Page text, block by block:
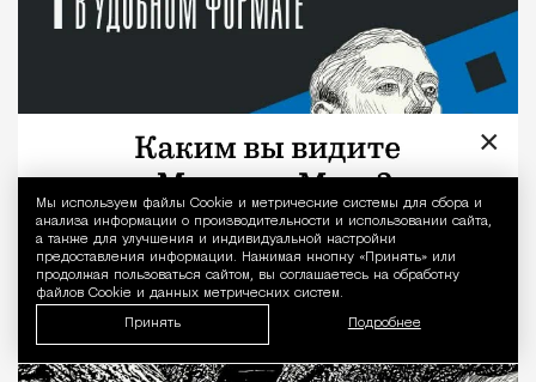
Уведомление
Мы используем файлы Сookie и метрические системы для сбора и
анализа информации о производительности и использовании сайта,
а также для улучшения и индивидуальной настройки
предоставления информации. Нажимая кнопку «Принять» или
продолжая пользоваться сайтом, вы соглашаетесь на обработку
файлов Cookie и данных метрических систем.
Принять Подробнее
×